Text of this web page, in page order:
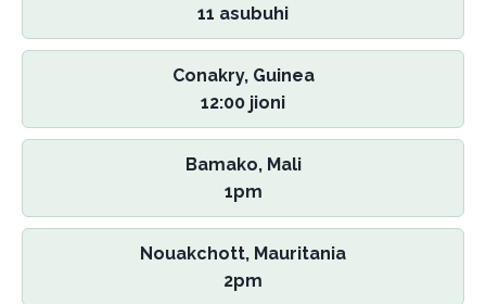
11 asubuhi
Conakry, Guinea
12:00 jioni
Bamako, Mali
1pm
Nouakchott, Mauritania
2pm